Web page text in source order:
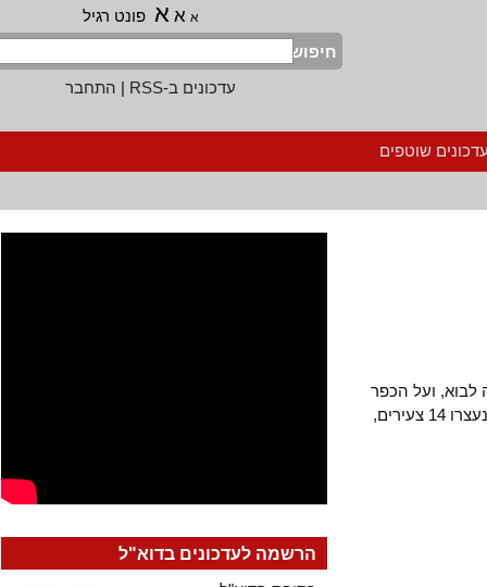
א א פונט רגיל
חיפוש
עדכונים ב-RSS
|התחבר
שוטפים
ועל הכפר
נבי סאלח הוטל עונש קולקטיבי. מאז אוקטובר השנה נעצרו 14 צעירים,
הרשמה לעדכונים בדוא"ל